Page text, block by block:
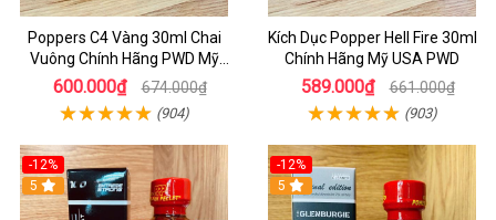
Poppers C4 Vàng 30ml Chai
Vuông Chính Hãng PWD Mỹ
Tăng Hưng Phấn Cho Top Bot
600.000₫ 674.000₫
(904)
Kích Dục Popper Hell Fire 30ml
Chính Hãng Mỹ USA PWD
589.000₫ 661.000₫
(903)
-12%
5
-12%
5